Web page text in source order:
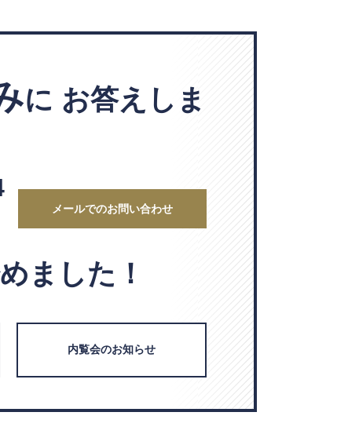
に お答えしま
メールでのお問い合わせ
ました！
内覧会のお知らせ